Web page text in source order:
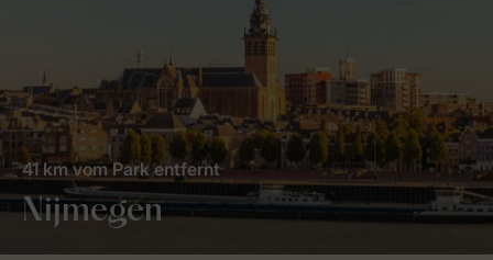
Nijmegen
41 km vom Park entfernt